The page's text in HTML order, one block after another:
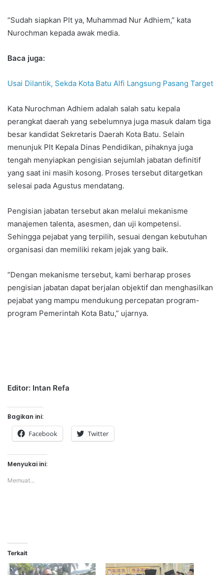
“Sudah siapkan Plt ya, Muhammad Nur Adhiem,” kata
Nurochman kepada awak media.
Baca juga:
Usai Dilantik, Sekda Kota Batu Alfi Langsung Pasang Target
Kata Nurochman Adhiem adalah salah satu kepala
perangkat daerah yang sebelumnya juga masuk dalam tiga
besar kandidat Sekretaris Daerah Kota Batu. Selain
menunjuk Plt Kepala Dinas Pendidikan, pihaknya juga
tengah menyiapkan pengisian sejumlah jabatan definitif
yang saat ini masih kosong. Proses tersebut ditargetkan
selesai pada Agustus mendatang.
Pengisian jabatan tersebut akan melalui mekanisme
manajemen talenta, asesmen, dan uji kompetensi.
Sehingga pejabat yang terpilih, sesuai dengan kebutuhan
organisasi dan memiliki rekam jejak yang baik.
“Dengan mekanisme tersebut, kami berharap proses
pengisian jabatan dapat berjalan objektif dan menghasilkan
pejabat yang mampu mendukung percepatan program-
program Pemerintah Kota Batu,” ujarnya.
Editor: Intan Refa
Bagikan ini:
Facebook Twitter
Menyukai ini:
Memuat...
Terkait